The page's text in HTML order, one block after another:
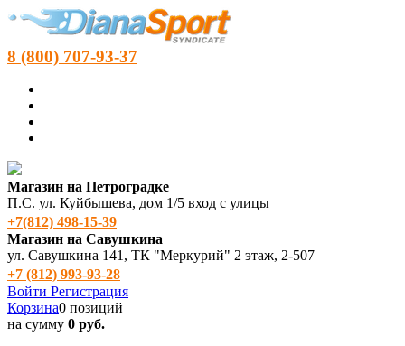
8 (800) 707-93-37
Магазин на Петроградке
П.С. ул. Куйбышева, дом 1/5 вход с улицы
+7(812) 498‑15-39
Магазин на Савушкина
ул. Савушкина 141, ТК "Меркурий" 2 этаж, 2-507
+7 (812) 993-93-28
Войти Регистрация
Корзина0 позиций
на сумму 0 руб.